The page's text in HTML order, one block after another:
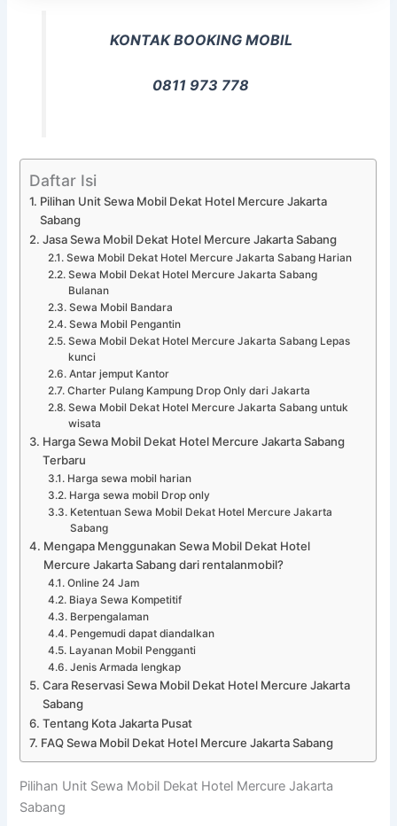
KONTAK BOOKING MOBIL
0811 973 778
Daftar Isi
Pilihan Unit Sewa Mobil Dekat Hotel Mercure Jakarta
Sabang
Jasa Sewa Mobil Dekat Hotel Mercure Jakarta Sabang
Sewa Mobil Dekat Hotel Mercure Jakarta Sabang Harian
Sewa Mobil Dekat Hotel Mercure Jakarta Sabang
Bulanan
Sewa Mobil Bandara
Sewa Mobil Pengantin
Sewa Mobil Dekat Hotel Mercure Jakarta Sabang Lepas
kunci
Antar jemput Kantor
Charter Pulang Kampung Drop Only dari Jakarta
Sewa Mobil Dekat Hotel Mercure Jakarta Sabang untuk
wisata
Harga Sewa Mobil Dekat Hotel Mercure Jakarta Sabang
Terbaru
Harga sewa mobil harian
Harga sewa mobil Drop only
Ketentuan Sewa Mobil Dekat Hotel Mercure Jakarta
Sabang
Mengapa Menggunakan Sewa Mobil Dekat Hotel
Mercure Jakarta Sabang dari rentalanmobil?
Online 24 Jam
Biaya Sewa Kompetitif
Berpengalaman
Pengemudi dapat diandalkan
Layanan Mobil Pengganti
Jenis Armada lengkap
Cara Reservasi Sewa Mobil Dekat Hotel Mercure Jakarta
Sabang
Tentang Kota Jakarta Pusat
FAQ Sewa Mobil Dekat Hotel Mercure Jakarta Sabang
Pilihan Unit Sewa Mobil Dekat Hotel Mercure Jakarta
Sabang